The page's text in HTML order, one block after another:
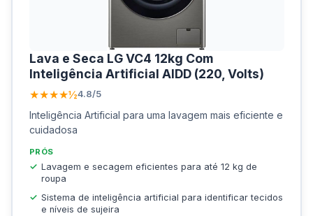
Lava e Seca LG VC4 12kg Com
Inteligência Artificial AIDD (220, Volts)
★★★★½4.8/5
Inteligência Artificial para uma lavagem mais eficiente e
cuidadosa
PRÓS
Lavagem e secagem eficientes para até 12 kg de
roupa
Sistema de inteligência artificial para identificar tecidos
e níveis de sujeira